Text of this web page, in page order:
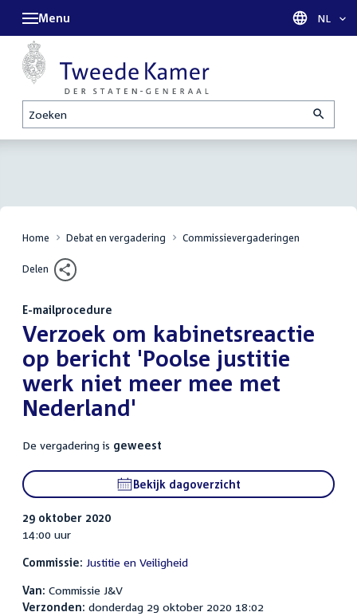
Zoeken
Menu Taal
NL
Home Debat en vergadering Commissievergaderingen
Delen
E-mailprocedure
:Verzoek om kabinetsreactie
op bericht 'Poolse justitie
werk niet meer mee met
Nederland'
De vergadering is geweest
Bekijk dagoverzicht
29 oktober 2020
14:00 uur
Commissie: Justitie en Veiligheid
Van: Commissie J&V
Verzonden: donderdag 29 oktober 2020 18:02